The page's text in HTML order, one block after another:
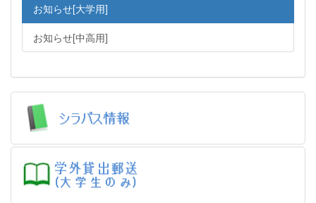
お知らせ[大学用]
お知らせ[中高用]